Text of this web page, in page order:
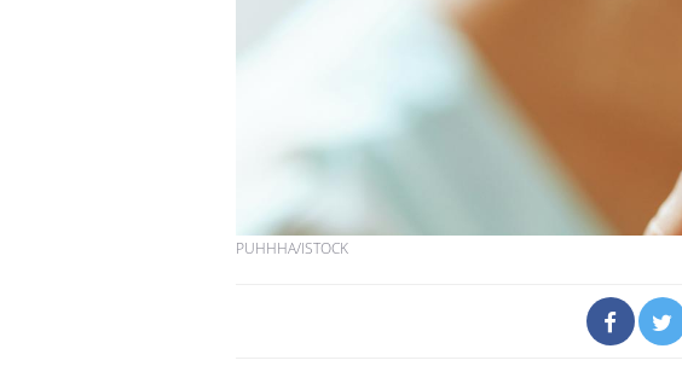
PUHHHA/ISTOCK